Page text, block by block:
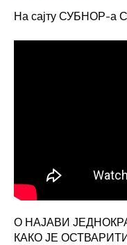
На сајту СУБНОР-а
О НАЈАВИ
КАКО ЈЕ